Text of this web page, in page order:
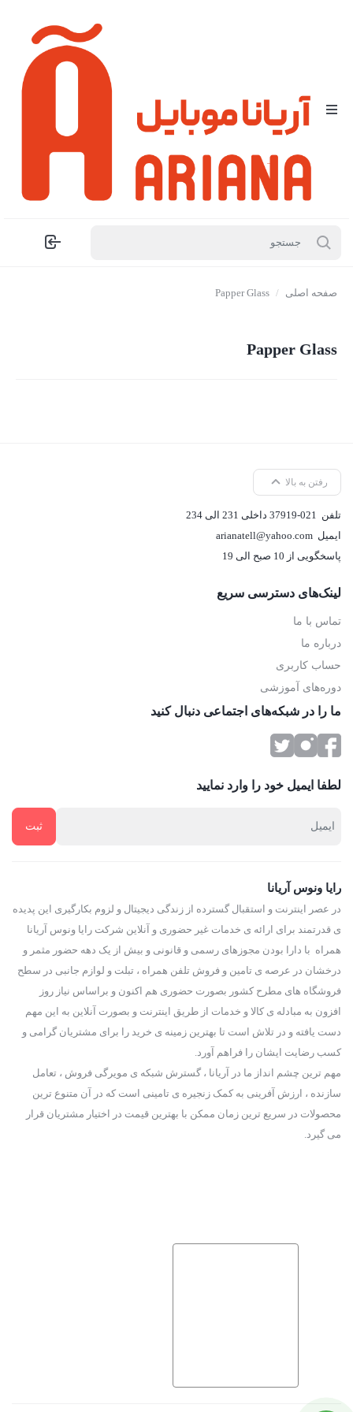
صفحه اصلی /
Papper Glass
Papper Glass
رفتن به بالا
تلفن 37919-021 داخلی 231 الی 234
ایمیل arianatell@yahoo.com
پاسخگویی از 10 صبح الی 19
لینک‌های دسترسی سریع
تماس با ما
درباره ما
حساب کاربری
دوره‌های آموزشی
ما را در شبکه‌های اجتماعی دنبال کنید
لطفا ایمیل خود را وارد نمایید
رایا ونوس آریانا
در عصر اینترنت و استقبال گسترده از زندگی دیجیتال و لزوم بکارگیری این پدیده
ی قدرتمند برای ارائه ی خدمات غیر حضوری و آنلاین شرکت رایا ونوس آریانا
همراه با دارا بودن مجوزهای رسمی و قانونی و بیش از یک دهه حضور مثمر و
درخشان در عرصه ی تامین و فروش تلفن همراه ، تبلت و لوازم جانبی در سطح
فروشگاه های مطرح کشور بصورت حضوری هم اکنون و براساس نیاز روز
افزون به مبادله ی کالا و خدمات از طریق اینترنت و بصورت آنلاین به این مهم
دست یافته و در تلاش است تا بهترین زمینه ی خرید را برای مشتریان گرامی و
کسب رضایت ایشان را فراهم آورد.
مهم ترین چشم انداز ما در آریانا ، گسترش شبکه ی مویرگی فروش ، تعامل
سازنده ، ارزش آفرینی به کمک زنجیره ی تامینی است که در آن متنوع ترین
محصولات در سریع ترین زمان ممکن با بهترین قیمت در اختیار مشتریان قرار
می گیرد.